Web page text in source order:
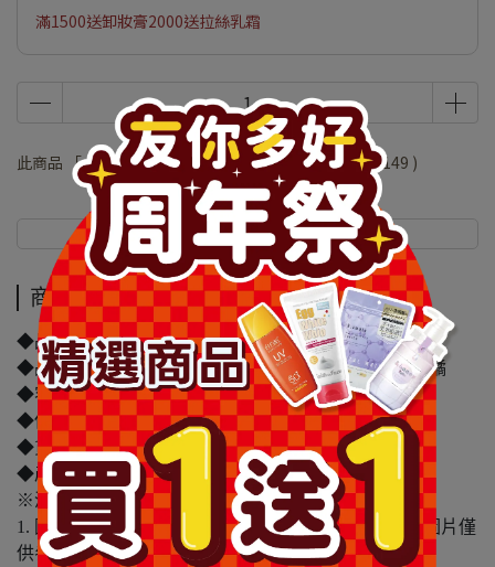
滿1500送卸妝膏2000送拉絲乳霜
此商品 「 最高 」可以折抵紅利29800點 (約等於NT$149 )
商品介紹 規格說明
商品介紹
◆品牌名稱：SEA BREEZE
◆品名：SEA BREEZE 臉&身體兩用涼感濕巾-沁涼柑橘
◆容量/規格：30入
◆保存期限(天)：1095天
◆貨源：公司貨
◆產地：日本
※溫馨提醒：
1. 因電腦螢幕設定及個人觀感之差異，本賣場之商品圖片僅
供參考，依實際收到商品為準。